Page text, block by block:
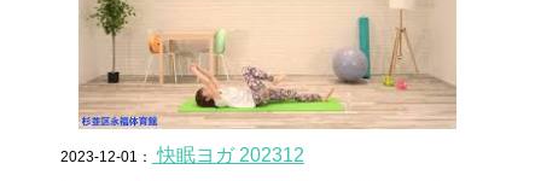
2023-12-01： 快眠ヨガ 202312